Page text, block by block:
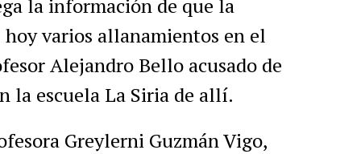
la información de que la
varios allanamientos en el
Alejandro Bello acusado de
la escuela La Siria de allí.
Greylerni Guzmán Vigo,